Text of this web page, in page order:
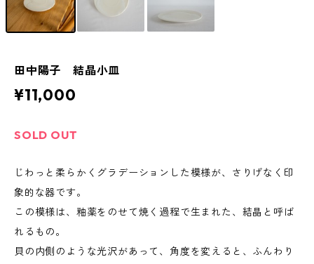
田中陽子 結晶小皿
¥11,000
SOLD OUT
じわっと柔らかくグラデーションした模様が、さりげなく印
象的な器です。
この模様は、釉薬をのせて焼く過程で生まれた、結晶と呼ば
れるもの。
貝の内側のような光沢があって、角度を変えると、ふんわり